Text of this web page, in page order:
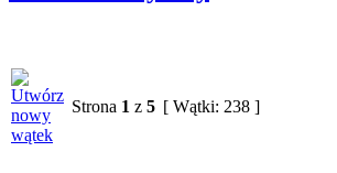
Strona 1 z 5 [ Wątki: 238 ]